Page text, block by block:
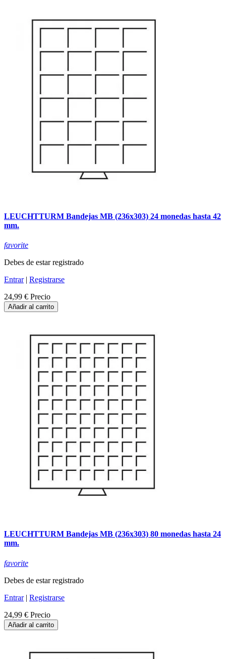
LEUCHTTURM Bandejas MB (236x303) 24 monedas hasta 42
mm.
favorite
Debes de estar registrado
Entrar| Registrarse
24,99 € Precio
Añadir al carrito
LEUCHTTURM Bandejas MB (236x303) 80 monedas hasta 24
mm.
favorite
Debes de estar registrado
Entrar| Registrarse
24,99 € Precio
Añadir al carrito